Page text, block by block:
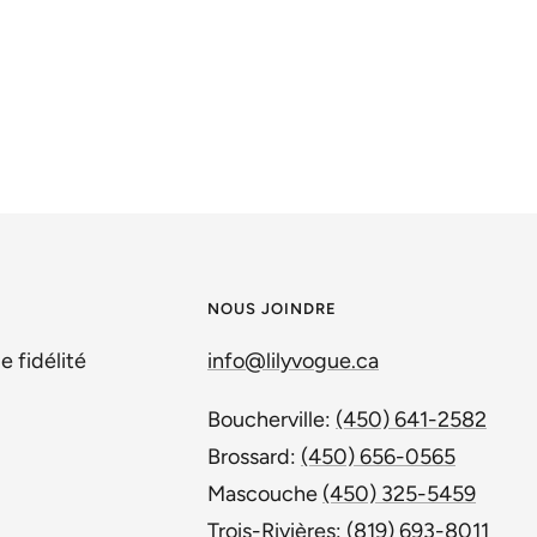
fidélité
NOUS JOINDRE
info@lilyvogue.ca
Boucherville: (450) 641-2582
Brossard: (450) 656-0565
Mascouche (450) 325-5459
Trois-Rivières: (819) 693-8011